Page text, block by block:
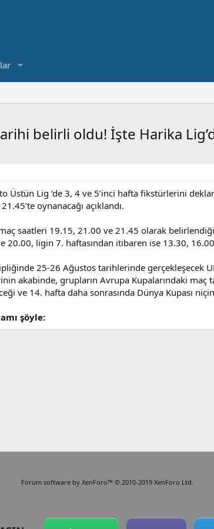
belirli oldu! İşte Harika
Üstün Lig ‘de 3, 4 ve 5’inci hafta fikstürlerini
oynanacağı açıklandı.
maç saatleri 19.15, 21.00 ve 21.45 olarak
20.00, ligin 7. haftasından itibaren ise 13.30,
25-26 Ağustos tarihlerinde gerçekleşecek
akabinde, grupların Avrupa Kupalarındaki maç
ve 14. hafta daha sonrasında Dünya Kupası
şöyle:
Forum software by XenForo™ © 2010-2019 XenForo Ltd.